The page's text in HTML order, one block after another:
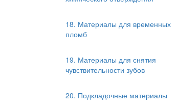
18. Материалы для временных
пломб
19. Материалы для снятия
чувствительности зубов
20. Подкладочные материалы